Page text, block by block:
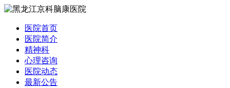
医院首页
医院简介
精神科
心理咨询
医院动态
最新公告